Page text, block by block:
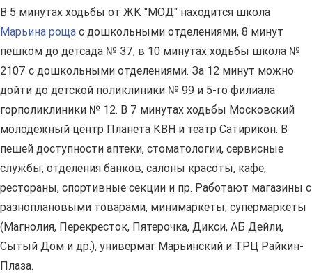
В 5 минутах ходьбы от ЖК "МОД" находится школа
Марьина роща с дошкольными отделениями, 8 минут
пешком до детсада № 37, в 10 минутах ходьбы школа №
2107 с дошкольными отделениями. За 12 минут можно
дойти до детской поликлиники № 99 и 5-го филиала
горполиклиники № 12. В 7 минутах ходьбы Московский
молодежный центр Планета КВН и театр Сатирикон. В
пешей доступности аптеки, стоматологии, сервисные
службы, отделения банков, салоны красоты, кафе,
рестораны, спортивные секции и пр. Работают магазины с
разноплановыми товарами, минимаркеты, супермаркеты
(Магнолия, Перекресток, Пятерочка, Дикси, АБ Дейли,
Сытый Дом и др.), универмаг Марьинский и ТРЦ Райкин-
Плаза.